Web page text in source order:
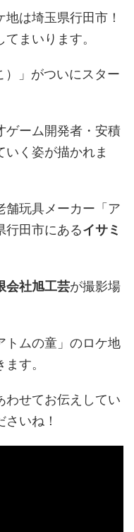
地は埼玉県行田市！
まいります。
）」がついにスター
ゲーム開発者・安積
く姿が描かれま
舗玩具メーカー「ア
行田市にあるイサミ
会社旭工芸が撮影場
トムの童」のロケ地
す。
わせてお伝えしてい
いね！